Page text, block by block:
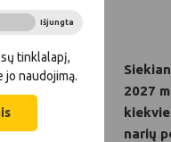
Išjungta
tinklalapį,
naudojimą.
2027
narių